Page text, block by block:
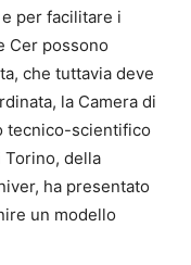
per facilitare i
Cer possono
che tuttavia deve
la Camera di
tecnico-scientifico
Torino, della
ha presentato
un modello